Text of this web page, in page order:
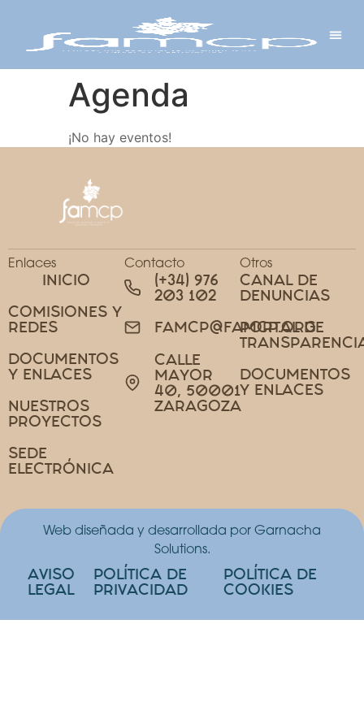
Agenda
¡No hay eventos!
Enlaces
INICIO
COMISIONES Y
REDES
DOCUMENTOS
Y ENLACES
NUESTROS
PROYECTOS
SEDE
ELECTRÓNICA
Contacto
(+34) 976
203 102
FAMCP@FAMCP.ORG
CALLE
MAYOR
40, 50001
ZARAGOZA
Otros
CANAL DE
DENUNCIAS
PORTAL DE
DOCUMENTOS
Y ENLACES
Web diseñada y desarrollada por Garnacha
Solutions.
AVISO
LEGAL
POLÍTICA DE
PRIVACIDAD
POLÍTICA DE
COOKIES